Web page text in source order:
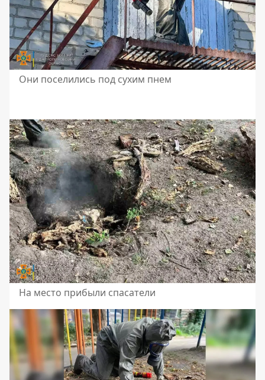
Они поселились под сухим пнем
На место прибыли спасатели